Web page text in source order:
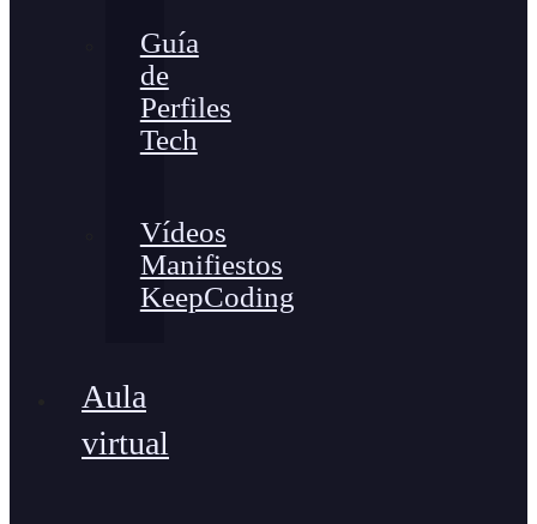
Guía
de
Perfiles
Tech
Vídeos
Manifiestos
KeepCoding
Aula
virtual